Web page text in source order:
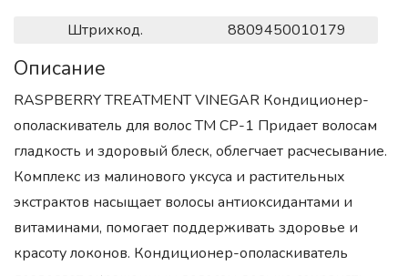
Штрихкод. 8809450010179
Описание
RASPBERRY TREATMENT VINEGAR Кондиционер-
ополаскиватель для волос TM CP-1 Придает волосам
гладкость и здоровый блеск, облегчает расчесывание.
Комплекс из малинового уксуса и растительных
экстрактов насыщает волосы антиоксидантами и
витаминами, помогает поддерживать здоровье и
красоту локонов. Кондиционер-ополаскиватель